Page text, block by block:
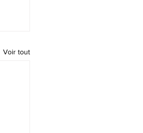
Voir tout